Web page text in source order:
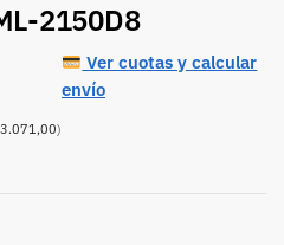
2150D8
)
Ver cuotas y calcular
envío